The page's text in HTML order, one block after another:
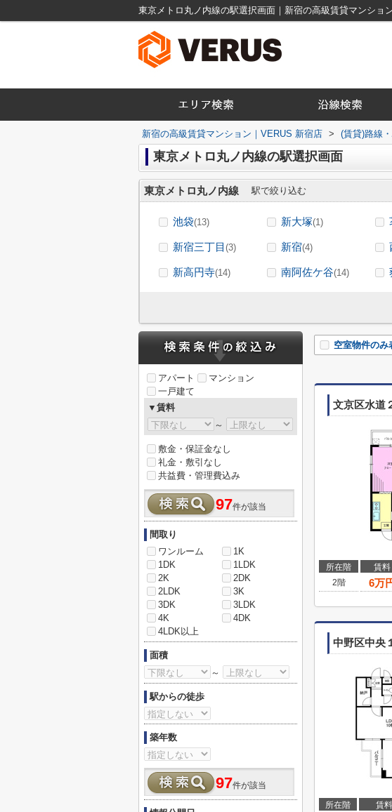
東京メトロ丸ノ内線の駅選択画面｜新宿の高級賃貸マンショ
新宿の高級賃貸マンション｜VERUS 新宿店 > (賃貸)路線
東京メトロ丸ノ内線の駅選択画面
東京メトロ丸ノ内線 駅で絞り込む
池袋(13) 新大塚(1)
新宿三丁目 (3) 新宿(4)
新高円寺(14) 南阿佐ケ谷(14)
空室物件のみ
文京区水道
所在階 賃料
2階
6万
中野区中央
所在階 賃料
アパート
マンション
一戸建て
▼賃料
～
敷金・保証金なし
礼金・敷引なし
共益費・管理費込み
97件が該当
間取り
ワンルーム
1K
1DK
1LDK
2K
2DK
2LDK
3K
3DK
3LDK
4K
4DK
4LDK以上
面積
～
駅からの徒歩
築年数
97件が該当